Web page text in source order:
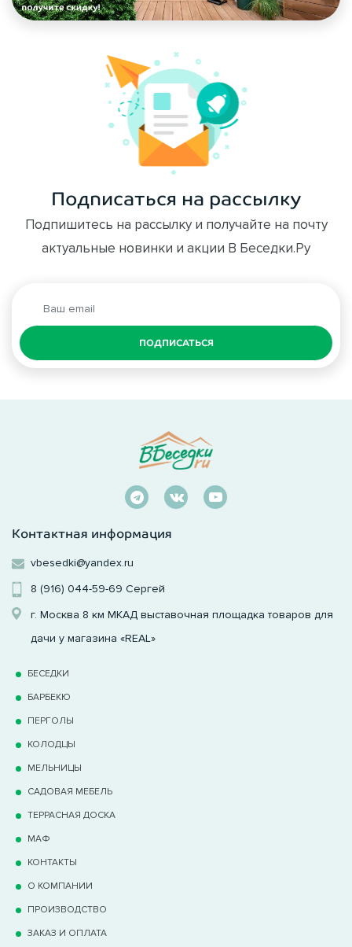
Подписаться на рассылку
Подпишитесь на рассылку и получайте на почту
актуальные новинки и акции В Беседки.Ру
ПОДПИСАТЬСЯ
Контактная информация
vbesedki@yandex.ru
8 (916) 044-59-69 Сергей
г. Москва 8 км МКАД выставочная площадка товаров для
дачи у магазина «REAL»
БЕСЕДКИ
БАРБЕКЮ
ПЕРГОЛЫ
КОЛОДЦЫ
МЕЛЬНИЦЫ
САДОВАЯ МЕБЕЛЬ
ТЕРРАCНАЯ ДОСКА
МАФ
КОНТАКТЫ
О КОМПАНИИ
ПРОИЗВОДСТВО
ЗАКАЗ И ОПЛАТА